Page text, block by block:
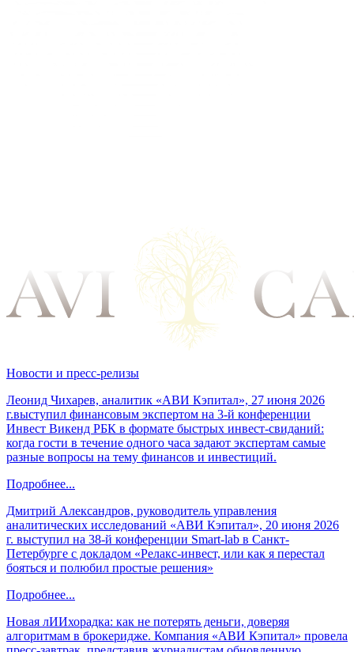
Новости и пресс-релизы
Леонид Чихарев, аналитик «АВИ Кэпитал», 27 июня 2026
г.выступил финансовым экспертом на 3-й конференции
Инвест Викенд РБК в формате быстрых инвест-свиданий:
когда гости в течение одного часа задают экспертам самые
разные вопросы на тему финансов и инвестиций.
Подробнее...
Дмитрий Александров, руководитель управления
аналитических исследований «АВИ Кэпитал», 20 июня 2026
г. выступил на 38-й конференции Smart-lab в Санкт-
Петербурге с докладом «Релакс-инвест, или как я перестал
бояться и полюбил простые решения»
Подробнее...
Новая лИИхорадка: как не потерять деньги, доверяя
алгоритмам в брокеридже. Компания «АВИ Кэпитал» провела